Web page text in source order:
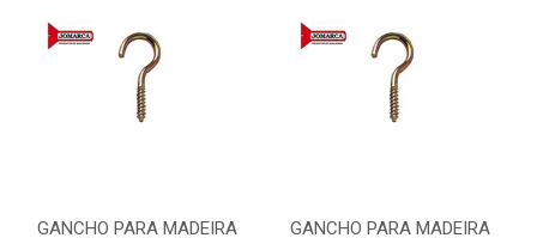
GANCHO PARA MADEIRA
GANCHO PARA MADEIRA